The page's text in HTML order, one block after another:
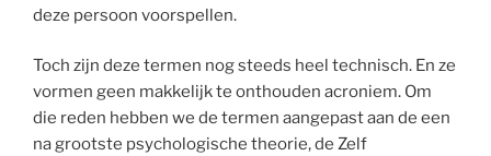
deze persoon voorspellen.
Toch zijn deze termen nog steeds heel technisch. En ze
vormen geen makkelijk te onthouden acroniem. Om
die reden hebben we de termen aangepast aan de een
na grootste psychologische theorie, de Zelf